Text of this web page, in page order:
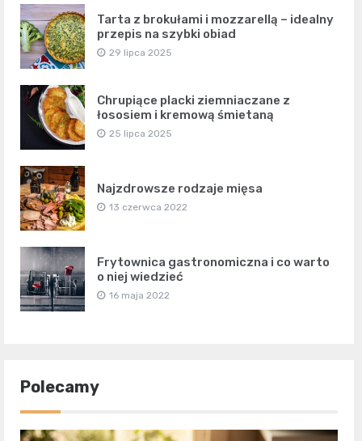
Tarta z brokułami i mozzarellą – idealny
przepis na szybki obiad
29 lipca 2025
Chrupiące placki ziemniaczane z
łososiem i kremową śmietaną
25 lipca 2025
Najzdrowsze rodzaje mięsa
13 czerwca 2022
Frytownica gastronomiczna i co warto
o niej wiedzieć
16 maja 2022
Polecamy